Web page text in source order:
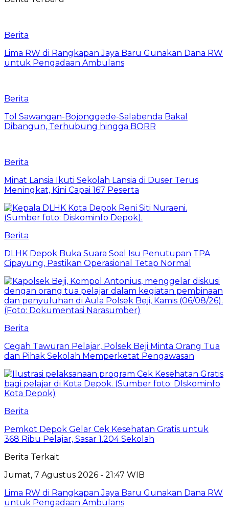
Berita
Lima RW di Rangkapan Jaya Baru Gunakan Dana RW
untuk Pengadaan Ambulans
Berita
Tol Sawangan-Bojonggede-Salabenda Bakal
Dibangun, Terhubung hingga BORR
Berita
Minat Lansia Ikuti Sekolah Lansia di Duser Terus
Meningkat, Kini Capai 167 Peserta
Berita
DLHK Depok Buka Suara Soal Isu Penutupan TPA
Cipayung, Pastikan Operasional Tetap Normal
Berita
Cegah Tawuran Pelajar, Polsek Beji Minta Orang Tua
dan Pihak Sekolah Memperketat Pengawasan
Berita
Pemkot Depok Gelar Cek Kesehatan Gratis untuk
368 Ribu Pelajar, Sasar 1.204 Sekolah
Berita Terkait
Jumat, 7 Agustus 2026 - 21:47 WIB
Lima RW di Rangkapan Jaya Baru Gunakan Dana RW
untuk Pengadaan Ambulans